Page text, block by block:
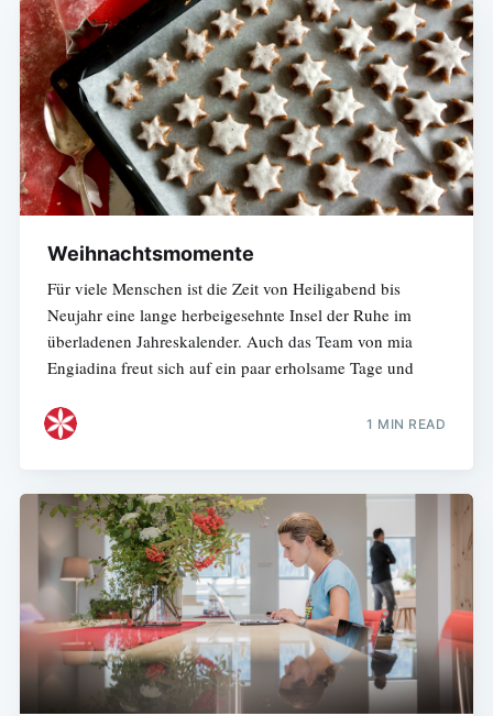
Weihnachtsmomente
Für viele Menschen ist die Zeit von Heiligabend bis
Neujahr eine lange herbeigesehnte Insel der Ruhe im
überladenen Jahreskalender. Auch das Team von mia
Engiadina freut sich auf ein paar erholsame Tage und
1 MIN READ